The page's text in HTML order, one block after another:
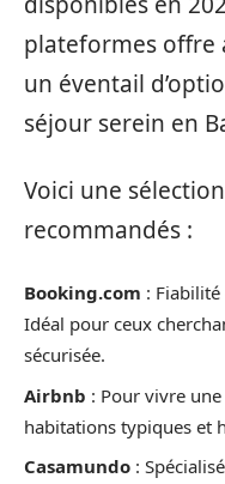
plateformes offre
un éventail
séjour serein en
Voici une
recommandés :
Booking.com :
Idéal pour ceux
sécurisée.
Airbnb : Pour vivre
habitations typiques et
Casamundo :